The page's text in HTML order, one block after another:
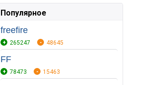
Популярное
freefire
265247 48645
FF
78473 15463